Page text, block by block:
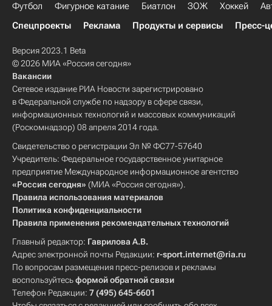
Футбол Фигурное катание Биатлон ЗОЖ Хоккей
Спецпроекты
Реклама Продукты и сервисы Пресс-
Версия 2023.1 Beta
© 2026 МИА «Россия сегодня»
Вакансии
Сетевое издание РИА Новости зарегистрировано
в Федеральной службе по надзору в сфере связи,
информационных технологий и массовых коммуникаций
(Роскомнадзор) 08 апреля 2014 года.
Свидетельство о регистрации Эл № ФС77-57640
Учредитель: Федеральное государственное унитарное
предприятие Международное информационное агентство
«Россия сегодня» (МИА «Россия сегодня»).
Правила использования материалов
Политика конфиденциальности
Правила применения рекомендательных технологий
Главный редактор: Гаврилова А.В.
Адрес электронной почты Редакции: r-sport.internet@ria.ru
По вопросам размещения пресс-релизов и рекламы
воспользуйтесьформой обратной связи
Телефон Редакции: 7 (495) 645-6601